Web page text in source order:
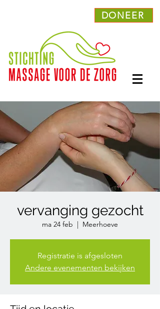
DONEER
vervanging gezocht
ma 24 feb
  |
Meerhoeve
Registratie is afgesloten
Andere evenementen bekijken